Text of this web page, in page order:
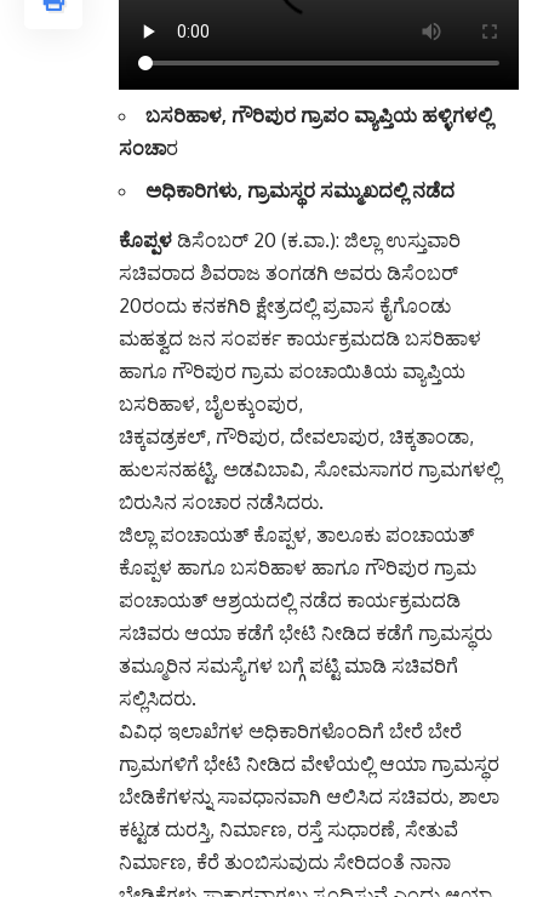
ಬಸರಿಹಾಳ, ಗೌರಿಪುರ ಗ್ರಾಪಂ ವ್ಯಾಪ್ತಿಯ ಹಳ್ಳಿಗಳಲ್ಲಿ
ಸಂಚಾರ
ಸಚಿವರಾದ ಶಿವರಾಜ ತಂಗಡಗಿ ಅವರು ಡಿಸೆಂಬರ್
20ರಂದು ಕನಕಗಿರಿ ಕ್ಷೇತ್ರದಲ್ಲಿ ಪ್ರವಾಸ ಕೈಗೊಂಡು
ಮಹತ್ವದ ಜನ ಸಂಪರ್ಕ ಕಾರ್ಯಕ್ರಮದಡಿ ಬಸರಿಹಾಳ
ಹಾಗೂ ಗೌರಿಪುರ ಗ್ರಾಮ ಪಂಚಾಯಿತಿಯ ವ್ಯಾಪ್ತಿಯ
ಬಸರಿಹಾಳ, ಬೈಲಕ್ಕುಂಪುರ,
ಚಿಕ್ಕವಡ್ರಕಲ್, ಗೌರಿಪುರ, ದೇವಲಾಪುರ, ಚಿಕ್ಕತಾಂಡಾ,
ಹುಲಸನಹಟ್ಟಿ, ಅಡವಿಬಾವಿ, ಸೋಮಸಾಗರ ಗ್ರಾಮಗಳಲ್ಲಿ
ಬಿರುಸಿನ ಸಂಚಾರ ನಡೆಸಿದರು.
ಜಿಲ್ಲಾ ಪಂಚಾಯತ್ ಕೊಪ್ಪಳ, ತಾಲೂಕು ಪಂಚಾಯತ್
ಕೊಪ್ಪಳ ಹಾಗೂ ಬಸರಿಹಾಳ ಹಾಗೂ ಗೌರಿಪುರ ಗ್ರಾಮ
ಪಂಚಾಯತ್ ಆಶ್ರಯದಲ್ಲಿ ನಡೆದ ಕಾರ್ಯಕ್ರಮದಡಿ
ಸಚಿವರು ಆಯಾ ಕಡೆಗೆ ಭೇಟಿ ನೀಡಿದ ಕಡೆಗೆ ಗ್ರಾಮಸ್ಥರು
ತಮ್ಮೂರಿನ ಸಮಸ್ಯೆಗಳ ಬಗ್ಗೆ ಪಟ್ಟಿ ಮಾಡಿ ಸಚಿವರಿಗೆ
ಸಲ್ಲಿಸಿದರು.
ವಿವಿಧ ಇಲಾಖೆಗಳ ಅಧಿಕಾರಿಗಳೊಂದಿಗೆ ಬೇರೆ ಬೇರೆ
ಗ್ರಾಮಗಳಿಗೆ ಭೇಟಿ ನೀಡಿದ ವೇಳೆಯಲ್ಲಿ ಆಯಾ ಗ್ರಾಮಸ್ಥರ
ಬೇಡಿಕೆಗಳನ್ನು ಸಾವಧಾನವಾಗಿ ಆಲಿಸಿದ ಸಚಿವರು, ಶಾಲಾ
ಕಟ್ಟಡ ದುರಸ್ತಿ, ನಿರ್ಮಾಣ, ರಸ್ತೆ ಸುಧಾರಣೆ, ಸೇತುವೆ
ನಿರ್ಮಾಣ, ಕೆರೆ ತುಂಬಿಸುವುದು ಸೇರಿದಂತೆ ನಾನಾ
ಬೇಡಿಕೆಗಳು ಸಾಕಾರವಾಗಲು ಸ್ಪಂದಿಸುವೆ ಎಂದು ಆಯಾ